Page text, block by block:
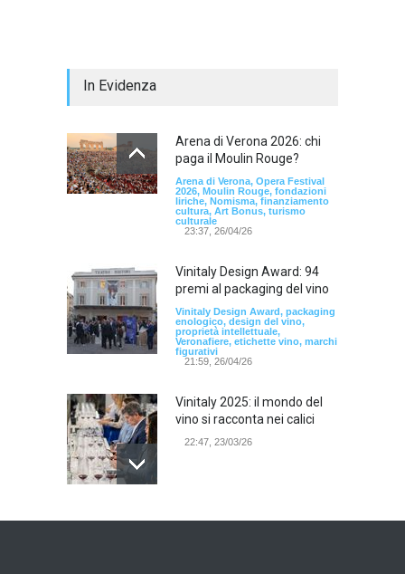
In Evidenza
Arena di Verona 2026: chi
paga il Moulin Rouge?
Arena di Verona, Opera Festival
2026, Moulin Rouge, fondazioni
liriche, Nomisma, finanziamento
cultura, Art Bonus, turismo
culturale
23:37, 26/04/26
Vinitaly Design Award: 94
premi al packaging del vino
Vinitaly Design Award, packaging
enologico, design del vino,
proprietà intellettuale,
Veronafiere, etichette vino, marchi
figurativi
21:59, 26/04/26
Vinitaly 2025: il mondo del
vino si racconta nei calici
22:47, 23/03/26
Model Expo Italy 2025 a